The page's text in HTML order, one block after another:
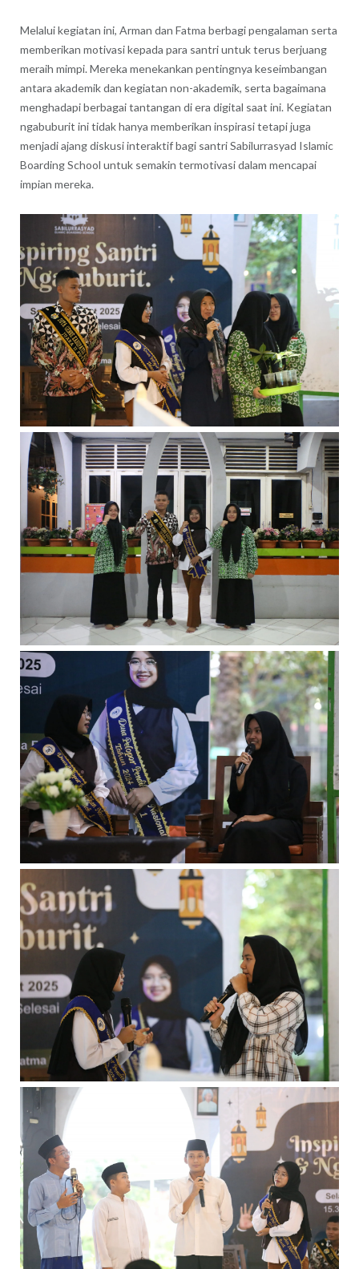
Melalui kegiatan ini, Arman dan Fatma berbagi pengalaman serta
memberikan motivasi kepada para santri untuk terus berjuang
meraih mimpi. Mereka menekankan pentingnya keseimbangan
antara akademik dan kegiatan non-akademik, serta bagaimana
menghadapi berbagai tantangan di era digital saat ini. Kegiatan
ngabuburit ini tidak hanya memberikan inspirasi tetapi juga
menjadi ajang diskusi interaktif bagi santri Sabilurrasyad Islamic
Boarding School untuk semakin termotivasi dalam mencapai
impian mereka.